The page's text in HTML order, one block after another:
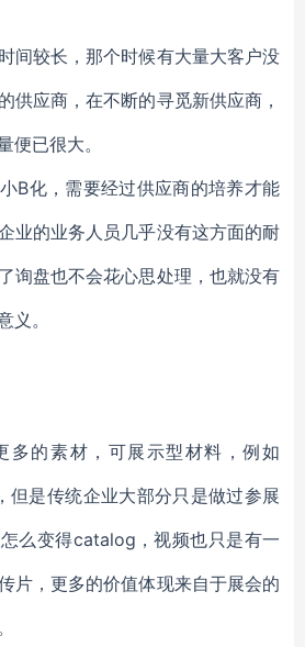
间较长，那个时候有大量大客户没
供应商，在不断的寻觅新供应商，
便已很大。
B化，需要经过供应商的培养才能
业的业务人员几乎没有这方面的耐
询盘也不会花心思处理，也就没有
义。
多的素材，可展示型材料，例如
但是传统企业大部分只是做过参展
么变得catalog，视频也只是有一
片，更多的价值体现来自于展会的